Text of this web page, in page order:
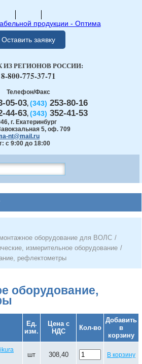
Оставить заявку
Телефон/Факс
05-03, (343) 253-80-16
44-63, (343) 352-41-53
, г. Екатеринбург
5, оф. 709
nt@mail.ru
с 9:00 до 18:00
ИЗ РЕГИОНОВ РОССИИ:
8-800-775-37-71
оборудование для ВОЛС /
измерительное оборудование /
рефлектометры
оборудование,
Ед.
изм.
Цена с
НДС
Кол-во
Добавить
в
корзину
шт 308,40 В корзину